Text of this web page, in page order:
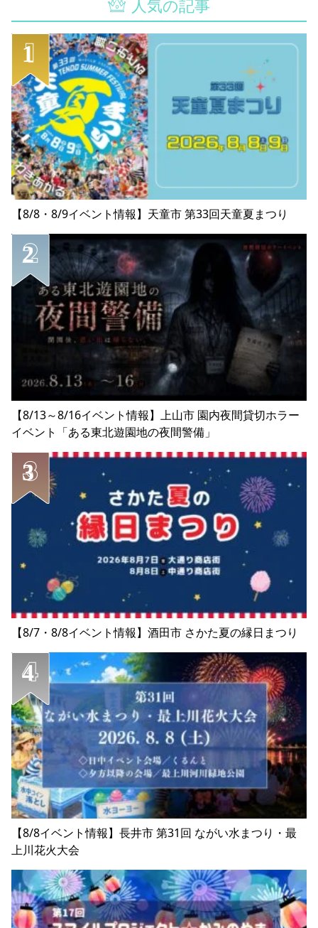
人気の記事
【8/8・8/9イベント情報】天童市 第33回天童夏まつり
【8/13～8/16イベント情報】上山市 園内夜間貸切ホラー
イベント「ある東北遊園地の夜間警備」
【8/7・8/8イベント情報】酒田市 さかた夏の縁日まつり
【8/8イベント情報】長井市 第31回 ながい水まつり・最
上川花火大会